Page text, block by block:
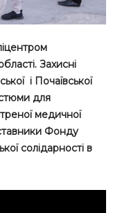
Захисні
і Почаївської
для
медичної
Фонду
солідарності в